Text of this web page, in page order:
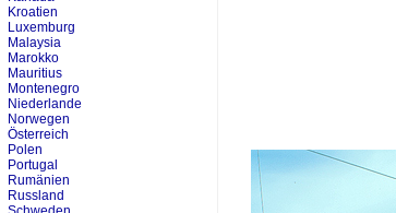
Kroatien
Luxemburg
Malaysia
Marokko
Mauritius
Montenegro
Niederlande
Norwegen
Österreich
Polen
Portugal
Rumänien
Russland